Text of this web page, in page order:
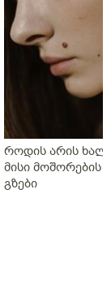
როდის არის
მისი მოშორების
გზები